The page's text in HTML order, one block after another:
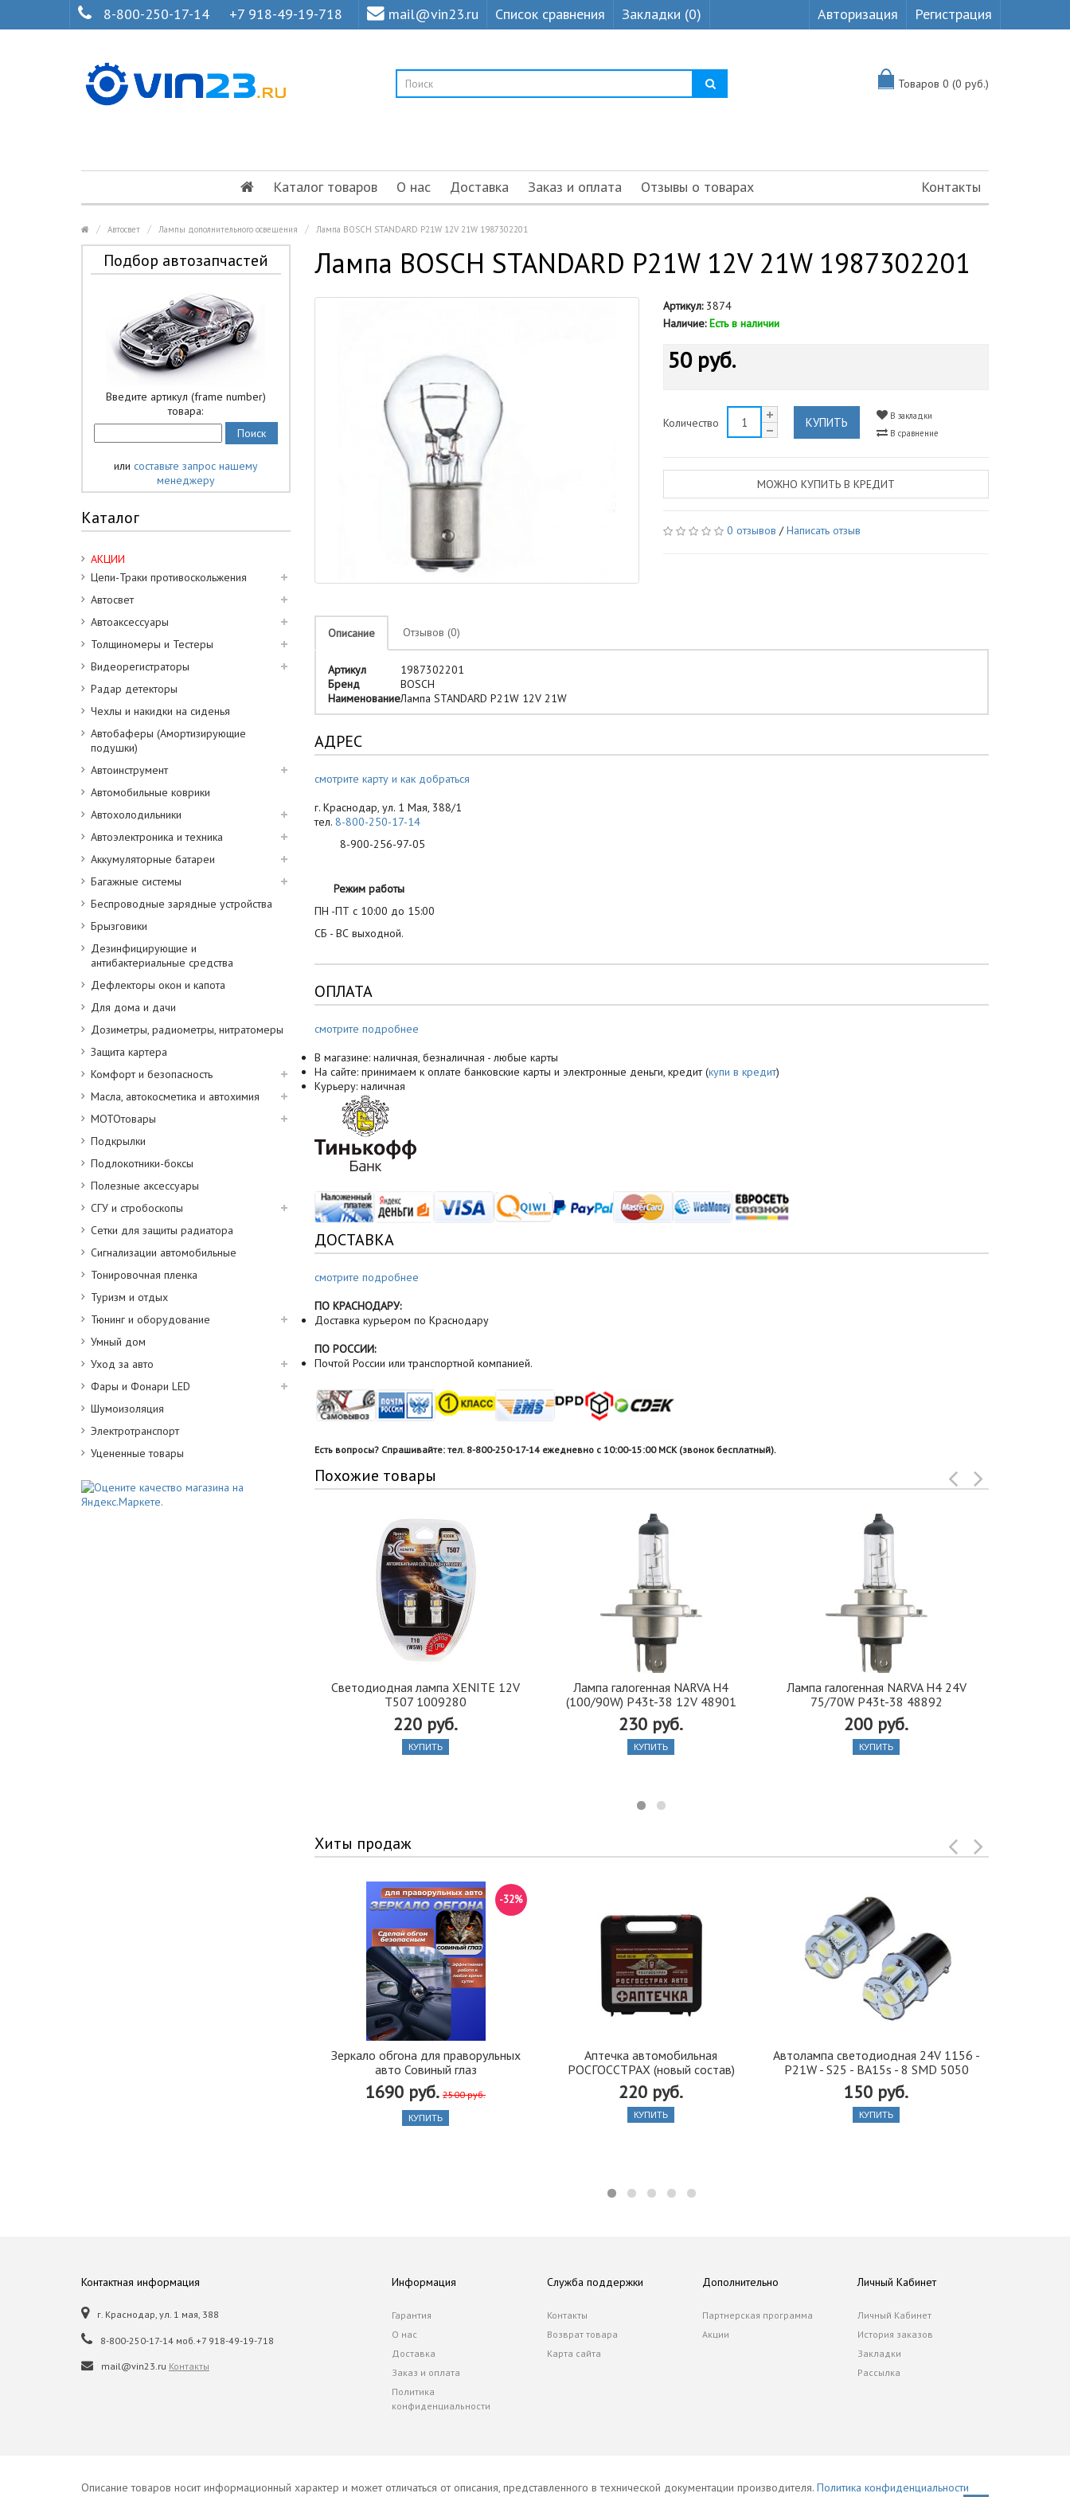
8-800-250-17-14 +7 918-49-19-718 mail@vin23.ru Список сравнения Закладки (0) Авторизация Регистрация
Товаров 0 (0 руб.)
Каталог товаров О нас Доставка Заказ и оплата Отзывы о товарах Контакты
Автосвет Лампы дополнительного освещения Лампа BOSCH STANDARD P21W 12V 21W 1987302201
Подбор автозапчастей
Введите артикул (frame number)
товара:
или составьте запрос нашему
менеджеру
Каталог
АКЦИИ
Цепи-Траки противоскольжения
Автосвет
Автоаксессуары
Толщиномеры и Тестеры
Видеорегистраторы
Радар детекторы
Чехлы и накидки на сиденья
Автобаферы (Амортизирующие
подушки)
Автоинструмент
Автомобильные коврики
Автохолодильники
Автоэлектроника и техника
Аккумуляторные батареи
Багажные системы
Беспроводные зарядные устройства
Брызговики
Дезинфицирующие и
антибактериальные средства
Дефлекторы окон и капота
Для дома и дачи
Дозиметры, радиометры, нитратомеры
Защита картера
Комфорт и безопасность
Масла, автокосметика и автохимия
МОТОтовары
Подкрылки
Подлокотники-боксы
Полезные аксессуары
СГУ и стробоскопы
Сетки для защиты радиатора
Сигнализации автомобильные
Тонировочная пленка
Туризм и отдых
Тюнинг и оборудование
Умный дом
Уход за авто
Фары и Фонари LED
Шумоизоляция
Электротранспорт
Уцененные товары
Лампа BOSCH STANDARD P21W 12V 21W 1987302201
Артикул:3874
Наличие: Есть в наличии
50 руб.
Количество КУПИТЬ
В закладки
В сравнение
МОЖНО КУПИТЬ В КРЕДИТ
0 отзывов /Написать отзыв
Описание Отзывов (0)
Артикул
1987302201
Бренд
BOSCH
НаименованиеЛампа STANDARD P21W 12V 21W
АДРЕС
смотрите карту и как добраться
г. Краснодар, ул. 1 Мая, 388/1
тел. 8-800-250-17-14
8-900-256-97-05
Режим работы
ПН -ПТ с 10:00 до 15:00
СБ - ВС выходной.
ОПЛАТА
смотрите подробнее
В магазине: наличная, безналичная - любые карты
На сайте: принимаем к оплате банковские карты и электронные деньги, кредит (купи в кредит)
Курьеру: наличная
ДОСТАВКА
смотрите подробнее
ПО КРАСНОДАРУ:
Доставка курьером по Краснодару
ПО РОССИИ:
Почтой России или транспортной компанией.
Есть вопросы? Спрашивайте: тел. 8-800-250-17-14 ежедневно с 10:00-15:00 МСК (звонок бесплатный).
Похожие товары
Светодиодная лампа XENITE 12V
T507 1009280
220 руб.
КУПИТЬ
Лампа галогенная NARVA H4
(100/90W) P43t-38 12V 48901
230 руб.
КУПИТЬ
Лампа галогенная NARVA H4 24V
75/70W P43t-38 48892
200 руб.
КУПИТЬ
Хиты продаж
Зеркало обгона для праворульных
авто Совиный глаз
1690 руб. 2500 руб.
-32%
КУПИТЬ
Аптечка автомобильная
РОСГОССТРАХ (новый состав)
220 руб.
КУПИТЬ
Автолампа cветодиодная 24V 1156 -
P21W - S25 - BA15s - 8 SMD 5050
150 руб.
КУПИТЬ
Контактная информация
г. Краснодар, ул. 1 мая, 388
8-800-250-17-14 моб.+7 918-49-19-718
mail@vin23.ru Контакты
Информация
Гарантия
О нас
Доставка
Заказ и оплата
Политика
конфиденциальности
Служба поддержки
Контакты
Возврат товара
Карта сайта
Дополнительно
Партнерская программа
Акции
Личный Кабинет
Личный Кабинет
История заказов
Закладки
Рассылка
Описание товаров носит информационный характер и может отличаться от описания, представленного в технической документации производителя. Политика конфиденциальности